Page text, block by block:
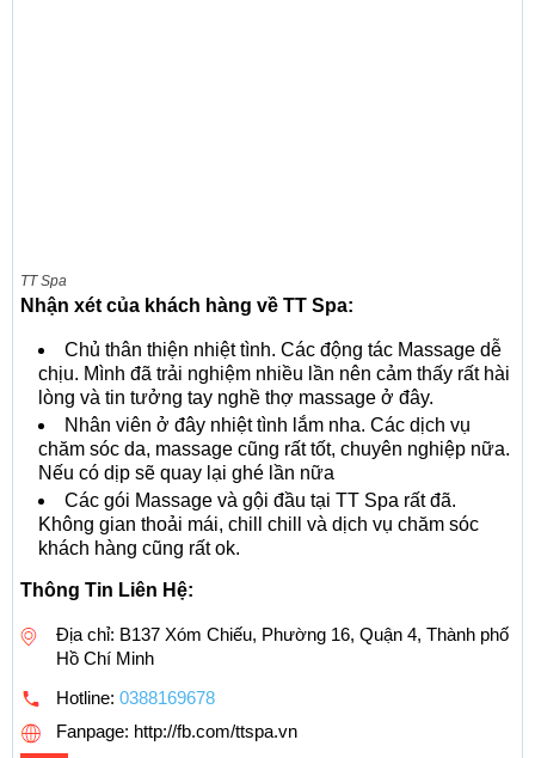
TT Spa
Nhận xét của khách hàng về TT Spa:
Chủ thân thiện nhiệt tình. Các động tác Massage dễ
chịu. Mình đã trải nghiệm nhiều lần nên cảm thấy rất hài
lòng và tin tưởng tay nghề thợ massage ở đây.
Nhân viên ở đây nhiệt tình lắm nha. Các dịch vụ
chăm sóc da, massage cũng rất tốt, chuyên nghiệp nữa.
Nếu có dịp sẽ quay lại ghé lần nữa
Các gói Massage và gội đầu tại TT Spa rất đã.
Không gian thoải mái, chill chill và dịch vụ chăm sóc
khách hàng cũng rất ok.
Thông Tin Liên Hệ:
Địa chỉ: B137 Xóm Chiếu, Phường 16, Quận 4, Thành phố
Hồ Chí Minh
Hotline: 0388169678
Fanpage: http://fb.com/ttspa.vn